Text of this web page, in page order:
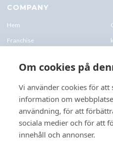
COMPANY
Hem
Franchise
Företagskund & Utbildning
CONTACTS
+46 070 0122 333
Företagsvägen 10, 227 61 Lund
Lund@speedyphonefix.net
Om cookies på
Vi använder cookies för att
information om
användning, för att
sociala medier och för att
innehåll och annonser.